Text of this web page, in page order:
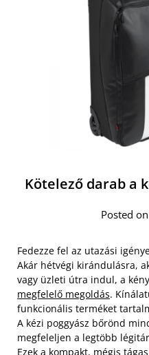
Kötelező darab a
Posted
Fedezze fel az utazási
Akár hétvégi kirándulásra,
vagy üzleti útra indul, a
megfelelő megoldás.
funkcionális terméket
A kézi poggyász bőrönd
megfeleljen a legtöbb
Ezek a kompakt, mégis